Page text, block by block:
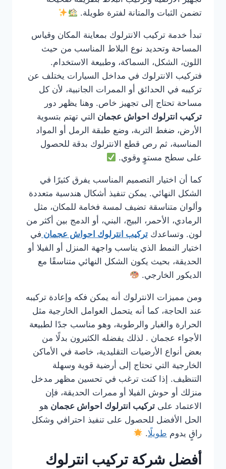
تضمن الثبات والمتانة لفترة طويلة.
تبدأ خدمة تركيب الانترلوك بمعاينة المكان وقياس
المساحة وتحديد نوع البلاط المناسب من حيث
اللون، الشكل، السماكة، وطبيعة الاستخدام.
فتركيب الانترلوك في مداخل السيارات يختلف عن
تركيبه في الحدائق أو الممرات الجانبية، لأن كل
مساحة تحتاج إلى تجهيز خاص. وهنا يظهر دور
تركيب انترلوك احواش عجمان التي تهتم بتسوية
الأرض، ضغط التربة، وضع طبقة الرمل أو المواد
المناسبة، ثم رص قطع الانترلوك بدقة للحصول
على سطح مستوٍ وقوي.
كما أن اختيار التصميم المناسب يفرق كثيرًا في
الشكل النهائي. يمكن تنفيذ أشكال هندسية متعددة
وألوان متناسقة تضيف لمسة فخامة للمكان، مثل
الرمادي، الأحمر، البيج، البني، أو الدمج بين أكثر من
لون. وتساعدك تركيب انترلوك احواش عجمان في
اختيار النمط الذي يناسب واجهة المنزل أو الفيلا أو
الحديقة، بحيث يكون الشكل النهائي متناسقًا مع
الديكور الخارجي.
ومن مميزات الانترلوك أنه يمكن فكه وإعادة تركيبه
عند الحاجة، كما أنه يتحمل العوامل الخارجية مثل
الحرارة والغبار والرطوبة، وهو مناسب جدًا لطبيعة
الأجواء عجمان . لذلك يفضله الكثيرون بدلًا من
بعض أنواع الأرضيات التقليدية، خاصة في الأماكن
الخارجية التي تحتاج إلى أرضية قوية وسهلة
التنظيف. إذا كنت ترغب في تحسين مظهر مدخل
منزلك أو حوش الفيلا أو ممرات الحديقة، فإن
الاعتماد على تركيب انترلوك احواش عجمان هو
الحل الأفضل للحصول على تنفيذ احترافي وشكل
راقٍ يدوم طويلًا.
أفضل شركة تركيب انترلوك